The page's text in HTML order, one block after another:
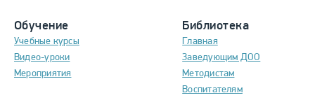
Обучение
Учебные курсы
Видео-уроки
Мероприятия
Библиотека
Главная
Заведующим ДОО
Методистам
Воспитателям